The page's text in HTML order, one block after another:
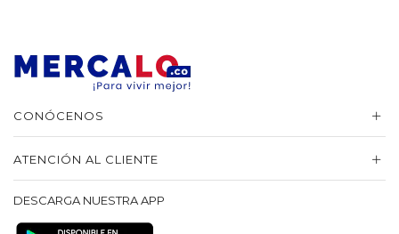
CONÓCENOS
ATENCIÓN AL CLIENTE
DESCARGA NUESTRA APP